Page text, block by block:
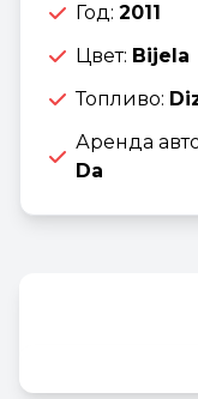
Год: 2011
Цвет: Bijela
Топливо:
Аренда
Da